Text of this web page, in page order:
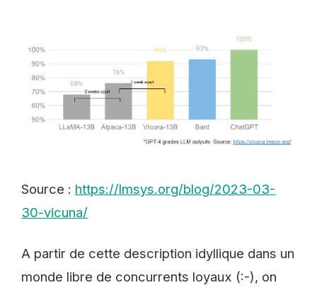
Source : https://lmsys.org/blog/2023-03-
30-vicuna/
A partir de cette description idyllique dans un
monde libre de concurrents loyaux (:-), on